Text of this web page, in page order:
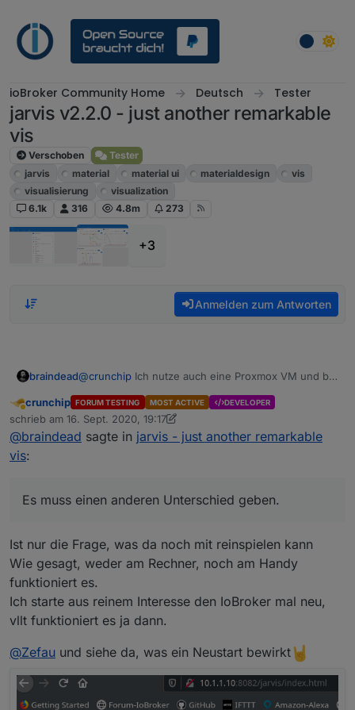
ioBroker Community Home Deutsch Tester
jarvis v2.2.0 - just another remarkable
vis
Verschoben
Tester
jarvis
material material ui materialdesign
vis
visualisierung
visualization
6.1k
316 4.8m 273
+3
Anmelden zum Antworten
braindead@crunchip Ich nutze auch eine Proxmox VM und bei
Meine Konfiguration sieht auch genauso aus wie
Deine auf den Screenshots. Es muss einen anderen
Unterschied geben.
Abwesend
crunchip FORUM TESTING MOST ACTIVE DEVELOPER
schrieb am 16. Sept. 2020, 19:17
zuletzt editiert von crunchip
@braindead sagte in jarvis - just another remarkable
vis:
Es muss einen anderen Unterschied geben.
Ist nur die Frage, was da noch mit reinspielen kann
Wie gesagt, weder am Rechner, noch am Handy
funktioniert es.
Ich starte aus reinem Interesse den IoBroker mal neu,
vllt funktioniert es ja dann.
@Zefau und siehe da, was ein Neustart bewirkt